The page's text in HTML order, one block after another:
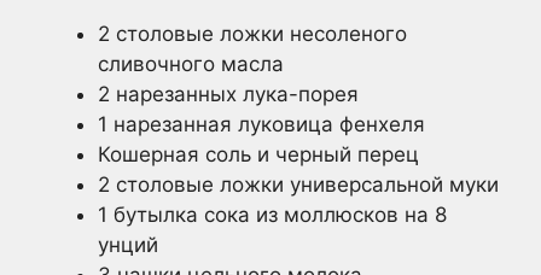
2 столовые ложки несоленого
сливочного масла
2 нарезанных лука-порея
1 нарезанная луковица фенхеля
Кошерная соль и черный перец
2 столовые ложки универсальной муки
1 бутылка сока из моллюсков на 8
унций